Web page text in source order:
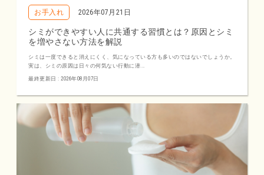
お手入れ 2026年07月21日
シミができやすい人に共通する習慣とは？原因とシミ
を増やさない方法を解説
シミは一度できると消えにくく、気になっている方も多いのではないでしょうか。
実は、シミの原因は日々の何気ない行動に潜...
最終更新日 : 2026年08月07日